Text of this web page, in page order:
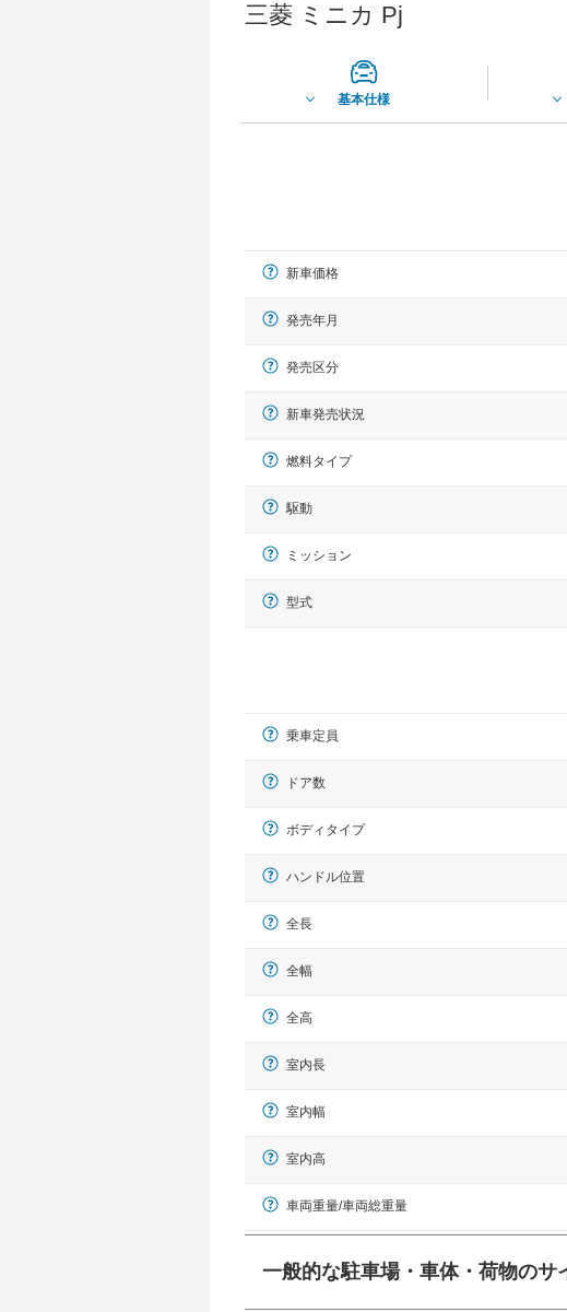
三菱 ミニカ Pj
基本仕様
新車価格
発売年月
発売区分
新車発売状況
燃料タイプ
駆動
ミッション
型式
乗車定員
ドア数
ボディタイプ
ハンドル位置
全長
全幅
全高
室内長
室内幅
室内高
車両重量/車両総重量
一般的な駐車場・車体・荷物のサ